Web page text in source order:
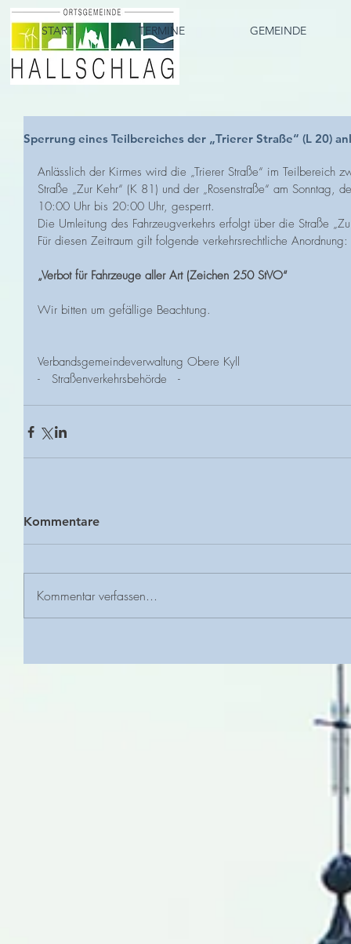
START TERMINE GEMEINDE
Sperrung eines Teilbereiches der „Trierer Straße“ (L 20)
Anlässlich der Kirmes wird die „Trierer Straße“ im Teilbereich
Straße „Zur Kehr“ (K 81) und der „Rosenstraße“ am
10:00 Uhr bis 20:00 Uhr, gesperrt.
Die Umleitung des Fahrzeugverkehrs erfolgt über die Straße
Für diesen Zeitraum gilt folgende verkehrsrechtliche Anordnung:
„Verbot für Fahrzeuge aller Art (Zeichen 250 StVO“
Wir bitten um gefällige Beachtung.
Verbandsgemeindeverwaltung Obere Kyll
-   Straßenverkehrsbehörde   -
Kommentare
Kommentar verfassen...